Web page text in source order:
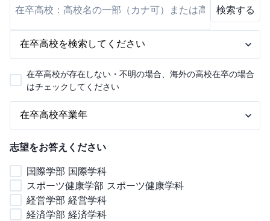
検索する
在卒高校が存在しない・不明の場合、海外の高校在卒の場合
はチェックしてください
志望をお答えください
国際学部 国際学科
スポーツ健康学部 スポーツ健康学科
経営学部 経営学科
経済学部 経済学科